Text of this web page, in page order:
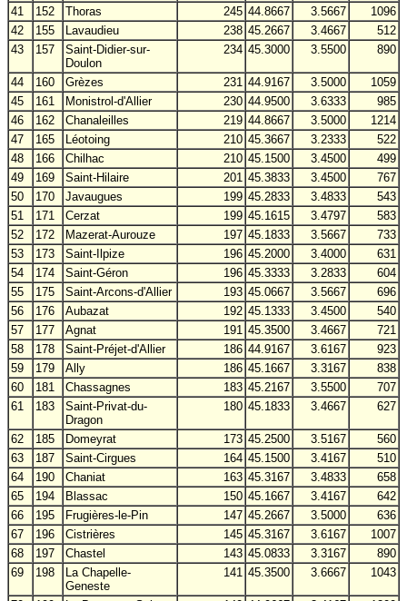
41
152 Thoras 245 44.8667 3.5667
1096
42
155 Lavaudieu 238 45.2667 3.4667
512
43
157
Saint-Didier-sur-
Doulon
234 45.3000 3.5500 890
44 160 Grèzes 231 44.9167 3.5000
1059
45
161 Monistrol-d'Allier 230 44.9500 3.6333
985
46
162 Chanaleilles 219 44.8667 3.5000
1214
47
165 Léotoing 210 45.3667 3.2333
522
48
166 Chilhac 210 45.1500 3.4500
499
49
169 Saint-Hilaire 201 45.3833 3.4500
767
50
170 Javaugues 199 45.2833 3.4833
543
51
171 Cerzat 199 45.1615 3.4797
583
52
172 Mazerat-Aurouze 197 45.1833 3.5667
733
53
173 Saint-Ilpize 196 45.2000 3.4000
631
54
174 Saint-Géron 196 45.3333 3.2833
604
55
175 Saint-Arcons-d'Allier 193 45.0667 3.5667
696
56
176 Aubazat 192 45.1333 3.4500
540
57
177 Agnat 191 45.3500 3.4667
721
58
178 Saint-Préjet-d'Allier 186 44.9167 3.6167
923
59
179 Ally 186 45.1667 3.3167
838
60
181 Chassagnes 183 45.2167 3.5500
707
61
183
Saint-Privat-du-
Dragon
180 45.1833 3.4667 627
62 185 Domeyrat 173 45.2500 3.5167
560
63
187 Saint-Cirgues 164 45.1500 3.4167
510
64
190 Chaniat 163 45.3167 3.4833
658
65
194 Blassac 150 45.1667 3.4167
642
66
195 Frugières-le-Pin 147 45.2667 3.5000
636
67
196 Cistrières 145 45.3167 3.6167
1007
68
197 Chastel 143 45.0833 3.3167
890
69
198
La Chapelle-
Geneste
141 45.3500 3.6667 1043